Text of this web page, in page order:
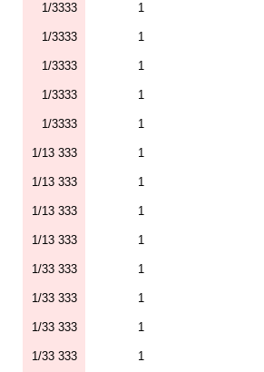
1/3333 1
1/3333 1
1/3333 1
1/3333 1
1/3333 1
1/13 333 1
1/13 333 1
1/13 333 1
1/13 333 1
1/33 333 1
1/33 333 1
1/33 333 1
1/33 333 1